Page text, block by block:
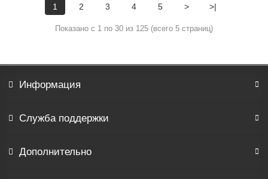
1 2 3 4 5 > >|
Показано с 1 по 30 из 125 (всего 5 страниц)
Информация
Служба поддержки
Дополнительно